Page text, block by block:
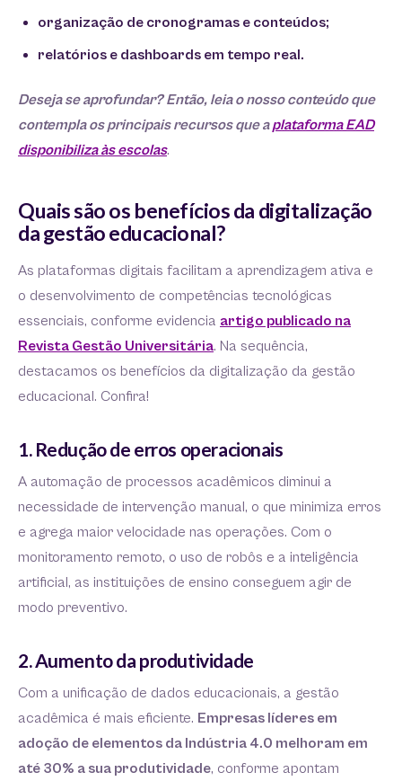
organização de cronogramas e conteúdos;
relatórios e dashboards em tempo real.
Deseja se aprofundar? Então, leia o nosso conteúdo que
contempla os principais recursos que aplataforma EAD
disponibiliza às escolas.
Quais são os benefícios da digitalização
da gestão educacional?
As plataformas digitais facilitam a aprendizagem ativa e
o desenvolvimento de competências tecnológicas
essenciais, conforme evidencia artigo publicado na
Revista Gestão Universitária. Na sequência,
destacamos os benefícios da digitalização da gestão
educacional. Confira!
1. Redução de erros operacionais
A automação de processos acadêmicos diminui a
necessidade de intervenção manual, o que minimiza erros
e agrega maior velocidade nas operações. Com o
monitoramento remoto, o uso de robôs e a inteligência
artificial, as instituições de ensino conseguem agir de
modo preventivo.
2. Aumento da produtividade
Com a unificação de dados educacionais, a gestão
acadêmica é mais eficiente. Empresas líderes em
adoção de elementos da Indústria 4.0 melhoram em
até 30% a sua produtividade, conforme apontam